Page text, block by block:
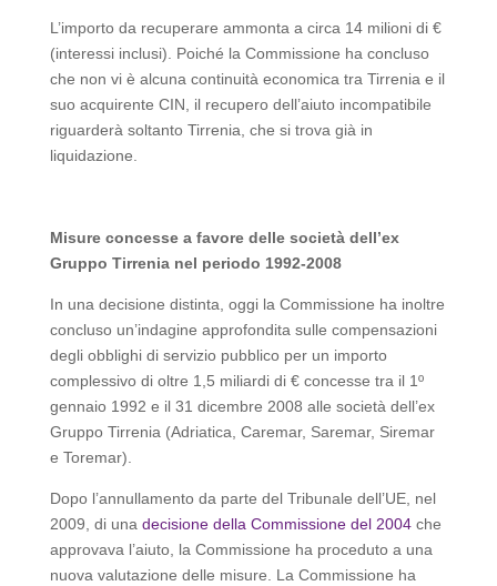
L’importo da recuperare ammonta a circa 14 milioni di €
(interessi inclusi). Poiché la Commissione ha concluso
che non vi è alcuna continuità economica tra Tirrenia e il
suo acquirente CIN, il recupero dell’aiuto incompatibile
riguarderà soltanto Tirrenia, che si trova già in
liquidazione.
Misure concesse a favore delle società dell’ex
Gruppo Tirrenia nel periodo 1992-2008
In una decisione distinta, oggi la Commissione ha inoltre
concluso un’indagine approfondita sulle compensazioni
degli obblighi di servizio pubblico per un importo
complessivo di oltre 1,5 miliardi di € concesse tra il 1º
gennaio 1992 e il 31 dicembre 2008 alle società dell’ex
Gruppo Tirrenia (Adriatica, Caremar, Saremar, Siremar
e Toremar).
Dopo l’annullamento da parte del Tribunale dell’UE, nel
2009, di una decisione della Commissione del 2004che
approvava l’aiuto, la Commissione ha proceduto a una
nuova valutazione delle misure. La Commissione ha